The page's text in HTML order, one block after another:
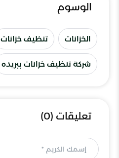
الوسوم
الخزانات تنظيف خزانات
شركة تنظيف خزانات ببريده
تعليقات (0)